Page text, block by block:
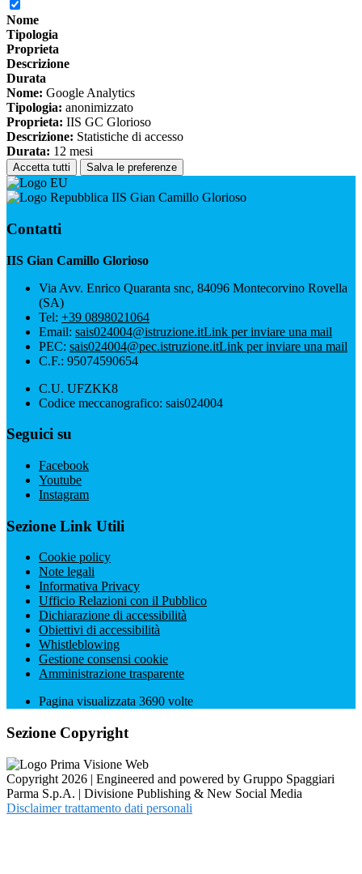
Nome
Tipologia
Proprieta
Descrizione
Durata
Nome: Google Analytics
Tipologia: anonimizzato
Proprieta: IIS GC Glorioso
Descrizione: Statistiche di accesso
Durata: 12 mesi
Accetta tutti Salva le preferenze
IIS Gian Camillo Glorioso
Contatti
IIS Gian Camillo Glorioso
Via Avv. Enrico Quaranta snc, 84096 Montecorvino Rovella
(SA)
Tel: +39 0898021064
Email: sais024004@istruzione.itLink per inviare una mail
PEC: sais024004@pec.istruzione.itLink per inviare una mail
C.F.: 95074590654
C.U. UFZKK8
Codice meccanografico: sais024004
Seguici su
Facebook
Youtube
Instagram
Sezione Link Utili
Cookie policy
Note legali
Informativa Privacy
Ufficio Relazioni con il Pubblico
Dichiarazione di accessibilità
Obiettivi di accessibilità
Whistleblowing
Gestione consensi cookie
Amministrazione trasparente
Pagina visualizzata 3690 volte
Sezione Copyright
Copyright 2026 | Engineered and powered by Gruppo Spaggiari
Parma S.p.A. | Divisione Publishing & New Social Media
Disclaimer trattamento dati personali